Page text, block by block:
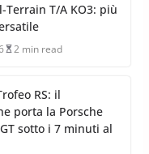
Terrain T/A KO3: più
2 min read
RS: il
porta la Porsche
sotto i 7 minuti al